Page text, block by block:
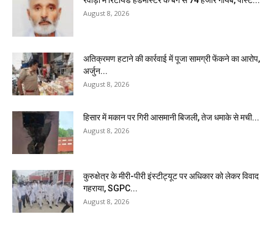
August 8, 2026
अतिक्रमण हटाने की कार्रवाई में पूजा सामग्री फेंकने का आरोप,
अर्जुन...
August 8, 2026
हिसार में मकान पर गिरी आसमानी बिजली, तेज धमाके से मची...
August 8, 2026
कुरुक्षेत्र के मीरी-पीरी इंस्टीट्यूट पर अधिकार को लेकर विवाद
गहराया, SGPC...
August 8, 2026